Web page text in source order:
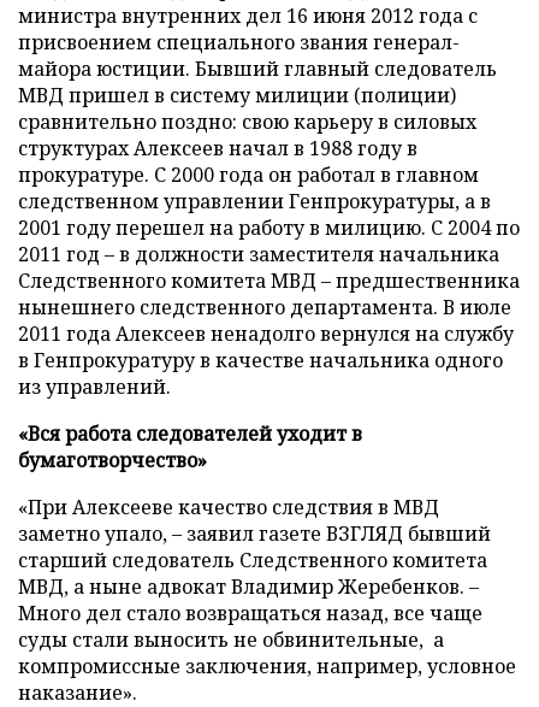
министра внутренних дел 16 июня 2012 года с
присвоением специального звания генерал-
майора юстиции. Бывший главный следователь
МВД пришел в систему милиции (полиции)
сравнительно поздно: свою карьеру в силовых
структурах Алексеев начал в 1988 году в
прокуратуре. С 2000 года он работал в главном
следственном управлении Генпрокуратуры, а в
2001 году перешел на работу в милицию. С 2004 по
2011 год – в должности заместителя начальника
Следственного комитета МВД – предшественника
нынешнего следственного департамента. В июле
2011 года Алексеев ненадолго вернулся на службу
в Генпрокуратуру в качестве начальника одного
из управлений.
«Вся работа следователей уходит в
бумаготворчество»
«При Алексееве качество следствия в МВД
заметно упало, – заявил газете ВЗГЛЯД бывший
старший следователь Следственного комитета
МВД, а ныне адвокат Владимир Жеребенков. –
Много дел стало возвращаться назад, все чаще
суды стали выносить не обвинительные, а
компромиссные заключения, например, условное
наказание».